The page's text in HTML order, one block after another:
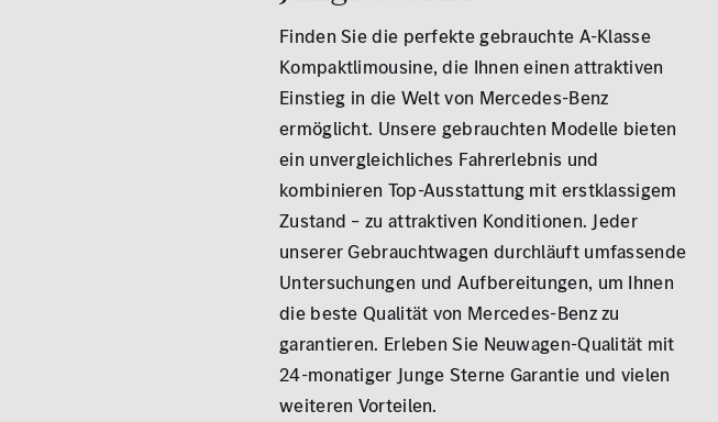
Finden Sie die perfekte gebrauchte A-Klasse
Kompaktlimousine, die Ihnen einen attraktiven
Einstieg in die Welt von Mercedes-Benz
ermöglicht. Unsere gebrauchten Modelle bieten
ein unvergleichliches Fahrerlebnis und
kombinieren Top-Ausstattung mit erstklassigem
Zustand – zu attraktiven Konditionen. Jeder
unserer Gebrauchtwagen durchläuft umfassende
Untersuchungen und Aufbereitungen, um Ihnen
die beste Qualität von Mercedes-Benz zu
garantieren. Erleben Sie Neuwagen-Qualität mit
24-monatiger Junge Sterne Garantie und vielen
weiteren Vorteilen.